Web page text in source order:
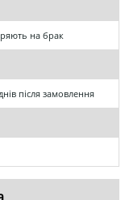
на брак
після замовлення